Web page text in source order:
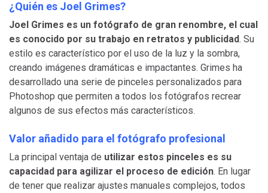
¿Quién es Joel Grimes?
Joel Grimes es un fotógrafo de gran renombre, el cual
es conocido por su trabajo en retratos y publicidad. Su
estilo es característico por el uso de la luz y la sombra,
creando imágenes dramáticas e impactantes. Grimes ha
desarrollado una serie de pinceles personalizados para
Photoshop que permiten a todos los fotógrafos recrear
algunos de sus efectos más característicos.
Valor añadido para el fotógrafo profesional
La principal ventaja de utilizar estos pinceles es su
capacidad para agilizar el proceso de edición. En lugar
de tener que realizar ajustes manuales complejos, todos